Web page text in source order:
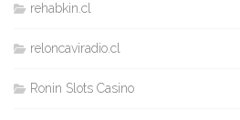
rehabkin.cl
reloncaviradio.cl
Ronin Slots Casino